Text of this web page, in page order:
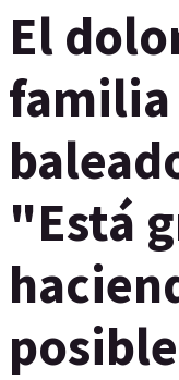
El
"Está